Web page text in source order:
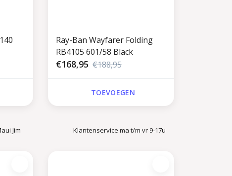
Ray-Ban Wayfarer Folding
RB4105 601/58 Black
€168,95 €188,95
TOEVOEGEN
Jim Klantenservice ma t/m vr 9-17u